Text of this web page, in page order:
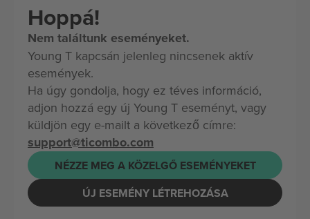
Hoppá!
Nem találtunk eseményeket.
Young T kapcsán jelenleg nincsenek aktív
események.
Ha úgy gondolja, hogy ez téves információ,
adjon hozzá egy új Young T eseményt, vagy
küldjön egy e-mailt a következő címre:
support@ticombo.com
NÉZZE MEG A KÖZELGŐ ESEMÉNYEKET
ÚJ ESEMÉNY LÉTREHOZÁSA